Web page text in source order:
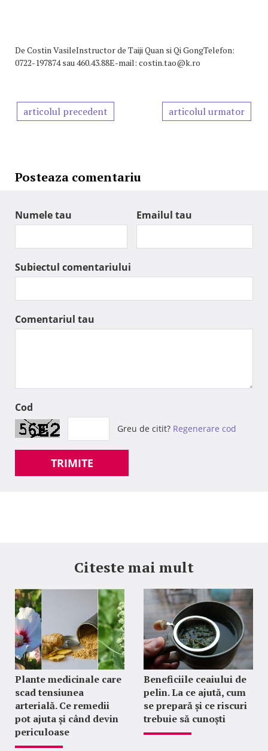
De Costin VasileInstructor de Taiji Quan si Qi GongTelefon:
0722-197874 sau 460.43.88E-mail: costin.tao@k.ro
articolul precedent articolul urmator
Posteaza comentariu
Numele tau Emailul tau
Subiectul comentariului
Comentariul tau
Cod
Greu de citit? Regenerare cod
TRIMITE
Citeste mai mult
Plante medicinale care
scad tensiunea
arterială. Ce remedii
pot ajuta și când devin
periculoase
Beneficiile ceaiului de
pelin. La ce ajută, cum
se prepară și ce riscuri
trebuie să cunoști